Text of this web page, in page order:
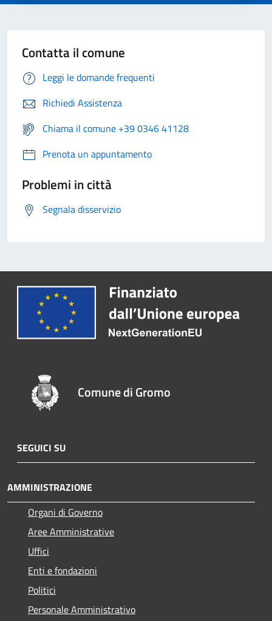
Contatta il comune
Leggi le domande frequenti
Richiedi Assistenza
Chiama il comune +39 0346 41128
Prenota un appuntamento
Problemi in città
Segnala disservizio
Comune di Gromo
SEGUICI SU
AMMINISTRAZIONE
Organi di Governo
Aree Amministrative
Uffici
Enti e fondazioni
Politici
Personale Amministrativo